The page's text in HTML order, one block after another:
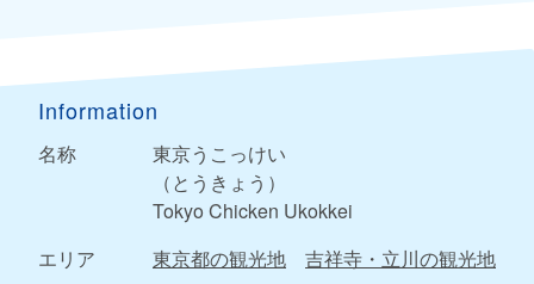
Information
名称
東京うこっけい
（とうきょう）
Tokyo Chicken Ukokkei
エリア
東京都の観光地
吉祥寺・立川の観光地